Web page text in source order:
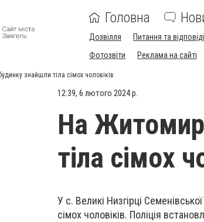
Головна
Дозвілля Питання та відповіді
Фотозвіти
Реклама на сайті
знайшли тіла сімох чоловіків
12:39, 6 лютого 2024 р.
На
тіла сімох
У с. Великі Низгірці
сімох чоловіків. Поліція